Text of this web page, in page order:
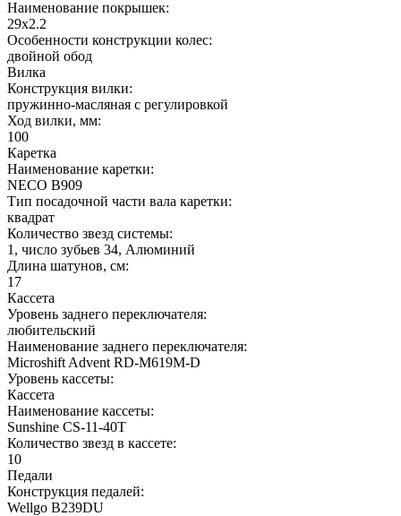
Наименование покрышек:
29х2.2
Особенности конструкции колес:
двойной обод
Вилка
Конструкция вилки:
пружинно-масляная с регулировкой
Ход вилки, мм:
100
Каретка
Наименование каретки:
NECO B909
Тип посадочной части вала каретки:
квадрат
Количество звезд системы:
1, число зубьев 34, Алюминий
Длина шатунов, см:
17
Кассета
Уровень заднего переключателя:
любительский
Наименование заднего переключателя:
Microshift Advent RD-M619M-D
Уровень кассеты:
Кассета
Наименование кассеты:
Sunshine CS-11-40T
Количество звезд в кассете:
10
Педали
Конструкция педалей:
Wellgo B239DU